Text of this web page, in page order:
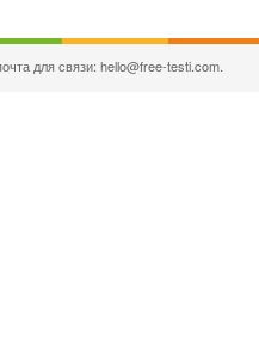
для связи: hello@free-testi.com.